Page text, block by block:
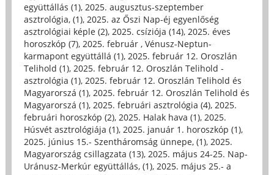
együttállás (1), 2025. augusztus-szeptember
asztrológia, (1), 2025. az Őszi Nap-éj egyenlőség
asztrológiai képle (2), 2025. csíziója (14), 2025. éves
horoszkóp (7), 2025. február , Vénusz-Neptun-
karmapont együttállá (1), 2025. február 12. Oroszlán
Telihold (1), 2025. február 12. Oroszlán Telihold -
asztrológia (1), 2025. február 12. Oroszlán Telihold és
Magyarorszá (1), 2025. február 12. Oroszlán Telihold és
Magyarorszá (1), 2025. februári asztrológia (4), 2025.
februári horoszkóp (2), 2025. Halak hava (1), 2025.
Húsvét asztrológiája (1), 2025. január 1. horoszkóp (1),
2025. június 15.- Szentháromság ünnepe, (1), 2025.
Magyarország csillagzata (13), 2025. május 24-25. Nap-
Uránusz-Merkúr együttállás, (1), 2025. május 25.- a